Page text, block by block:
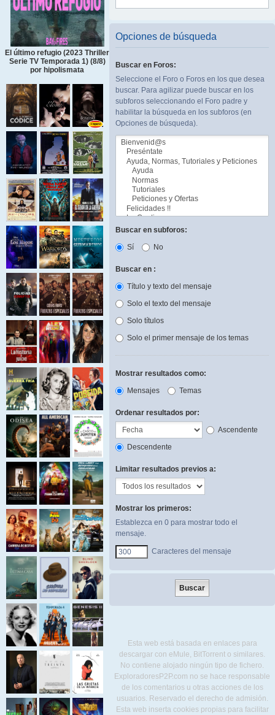
El último refugio (2023 Thriller
Serie TV Temporada 1) (8/8)
por hipolismata
Opciones de búsqueda
Buscar en Foros:
Seleccione el Foro o Foros en los que desea
buscar. Para agilizar puede buscar en los
subforos seleccionando el Foro padre y
habilitar la búsqueda en los subforos (en
Opciones de búsqueda).
Buscar en subforos:
Sí
No
Buscar en :
Título y texto del mensaje
Solo el texto del mensaje
Solo títulos
Solo el primer mensaje de los temas
Mostrar resultados como:
Mensajes
Temas
Ordenar resultados por:
Ascendente
Descendente
Limitar resultados previos a:
Mostrar los primeros:
Establezca en 0 para mostrar todo el
mensaje.
Caracteres del mensaje
Esta web está basada en enlaces para
descargar con eMule, BitTorrent o similares.
No contiene alojado ningún tipo de fichero.
ExploradoresP2P.com no se hace responsable
de los comentarios u otras acciones de los
usuarios. Reservado el derecho de admisión.
Esta web inserta cookies propias para facilitar